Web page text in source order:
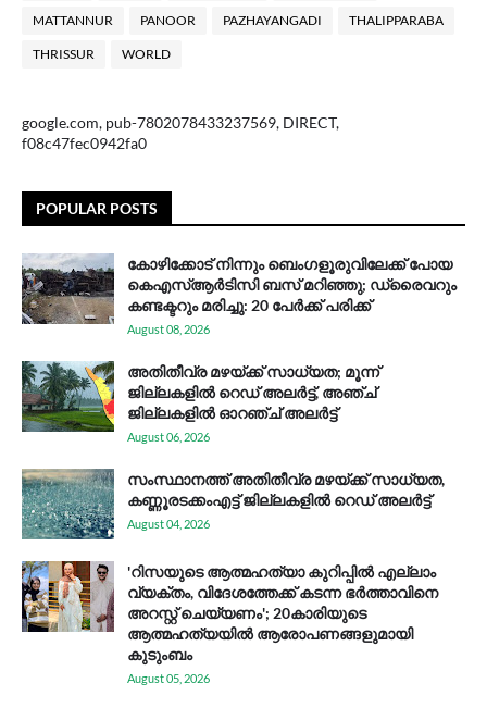
MATTANNUR PANOOR PAZHAYANGADI THALIPPARABA
THRISSUR WORLD
google.com, pub-7802078433237569, DIRECT,
f08c47fec0942fa0
POPULAR POSTS
കോഴിക്കോട് നിന്നും ബെംഗളൂരുവിലേക്ക് പോയ
കെഎസ്ആര്‍ടിസി ബസ് മറിഞ്ഞു; ഡ്രൈവറും
കണ്ടക്ടറും മരിച്ചു: 20 പേര്‍ക്ക് പരിക്ക്
August 08, 2026
അതിതീവ്ര മഴയ്ക്ക് സാധ്യത; മൂന്ന്
ജില്ലകളിൽ റെഡ് അലർട്ട്, അഞ്ച്
ജില്ലകളിൽ ഓറഞ്ച് അലർട്ട്
August 06, 2026
സം​സ്ഥാ​ന​ത്ത് അ​തി​തീ​വ്ര മ​ഴ​യ്ക്ക് സാ​ധ്യ​ത,
കണ്ണൂരടക്കംഎ​ട്ട് ജി​ല്ല​ക​ളി​ൽ റെ​ഡ് അ​ലർ​ട്ട്
August 04, 2026
'റിസയുടെ ആത്മഹത്യാ കുറിപ്പിൽ എല്ലാം
വ്യക്തം, വിദേശത്തേക്ക് കടന്ന ഭർത്താവിനെ
അറസ്റ്റ് ചെയ്യണം'; 20കാരിയുടെ
ആത്മഹത്യയിൽ ആരോപണങ്ങളുമായി
കുടുംബം
August 05, 2026